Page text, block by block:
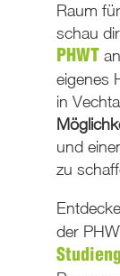
Raum
schau
PHWT
eigenes
in
und
zu
der